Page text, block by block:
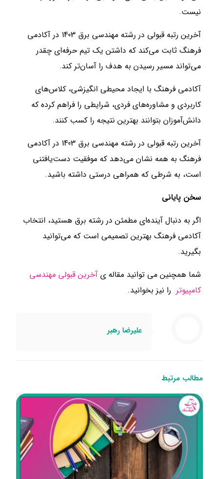
نیست.
آخرین رتبه قبولی در رشته مهندسی برق 1403 در آکادمی
فرهنگ ثابت می‌کند که داشتن یک تیم حرفه‌ای چقدر
می‌تواند مسیر رسیدن به هدف را آسان‌تر کند.
آکادمی فرهنگ با ایجاد محیطی انگیزشی، کلاس‌های
کاربردی و مشاوره‌های فردی، شرایطی را فراهم کرده که
دانش‌آموزان بتوانند بهترین نتیجه را کسب کنند.
آخرین رتبه قبولی در رشته مهندسی برق 1403 در آکادمی
فرهنگ به همه نشان می‌دهد که موفقیت دست‌یافتنی
است، به شرطی که همراهی درستی داشته باشید.
سخن پایانی
اگر به دنبال آینده‌ای مطمئن در رشته برق هستید، انتخاب
آکادمی فرهنگ بهترین تصمیمی است که می‌توانید
بگیرید.
شما همچنین می توانید مقاله ی آخرین قبولی مهندسی
کامپیوتررا نیز بخوانید.
علیرضا رهبر
مطالب مرتبط